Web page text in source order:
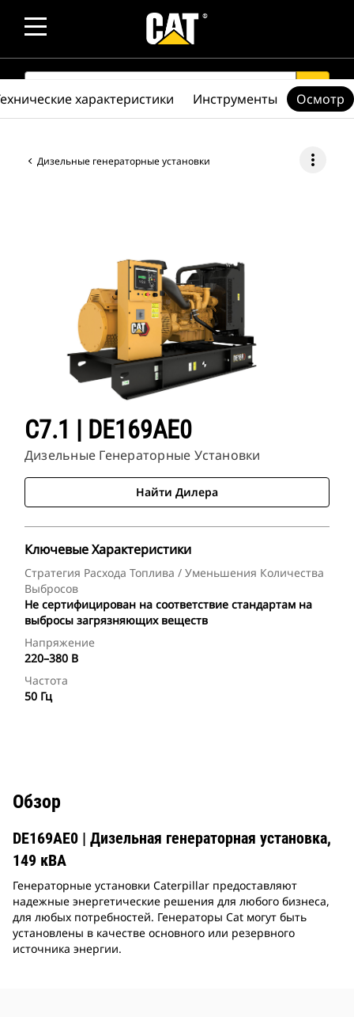
SEARCH search
Дизельные генераторные установки more_vert
C7.1 | DE169AE0
Дизельные Генераторные Установки
Найти Дилера
Ключевые Характеристики
Стратегия Расхода Топлива / Уменьшения Количества
Выбросов
Не сертифицирован на соответствие стандартам на
выбросы загрязняющих веществ
Напряжение
220–380 В
Частота
50 Гц
характеристики Инструменты Осмотр
Обзор
DE169AE0 | Дизельная генераторная установка,
149 кВА
Генераторные установки Caterpillar предоставляют
надежные энергетические решения для любого бизнеса,
для любых потребностей. Генераторы Cat могут быть
установлены в качестве основного или резервного
источника энергии.